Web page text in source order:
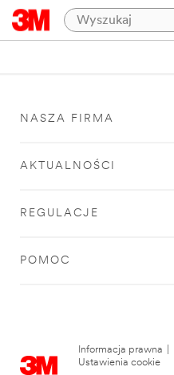
NASZA FIRMA
AKTUALNOŚCI
REGULACJE
POMOC
Informacja prawna
Ustawienia cookie